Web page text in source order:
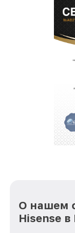
О нашем
Hisense